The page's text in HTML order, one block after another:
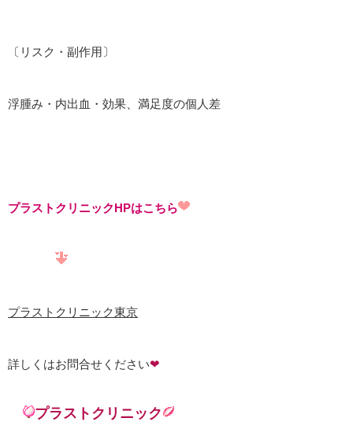
〔リスク・副作用〕
浮腫み・内出血・効果、満足度の個人差
プラストクリニックHPはこちら
プラストクリニック東京
詳しくはお問合せください❤
プラストクリニック